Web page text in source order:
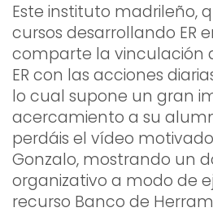
Este instituto madrileño,
cursos desarrollando ER
comparte la vinculación
ER con las acciones
lo cual supone un gran
acercamiento a su
perdáis el vídeo
Gonzalo, mostrando un
organizativo a modo de
recurso Banco de